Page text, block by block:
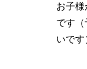
お子
です
いです